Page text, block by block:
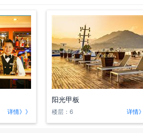
详情》》
阳光甲板
楼层：6 详情